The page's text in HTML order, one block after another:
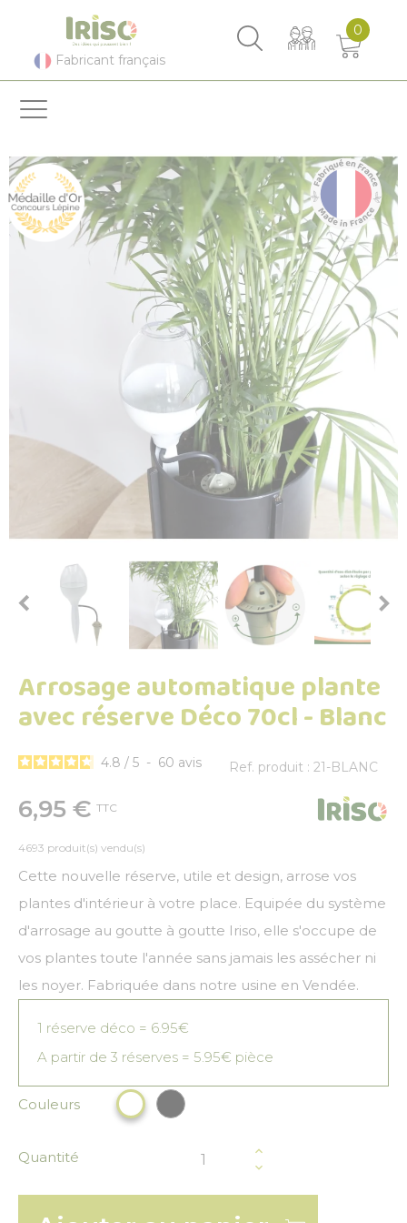
Fabricant français
0
 
Arrosage automatique plante
avec réserve Déco 70cl - Blanc
4.8 / 5 - 60 avis Ref. produit : 21-BLANC
6,95 € TTC
4693 produit(s) vendu(s)
Cette nouvelle réserve, utile et design, arrose vos
plantes d'intérieur à votre place. Equipée du système
d'arrosage au goutte à goutte Iriso, elle s'occupe de
vos plantes toute l'année sans jamais les assécher ni
les noyer. Fabriquée dans notre usine en Vendée.
1 réserve déco = 6.95€
A partir de 3 réserves = 5.95€ pièce
Couleurs Blanc Noir
Quantité
Panneau de gestion des cookies